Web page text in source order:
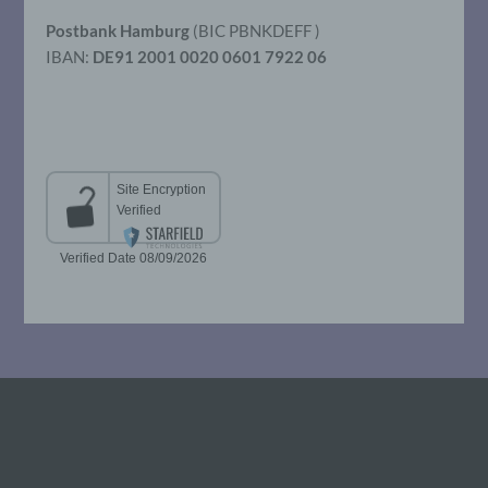
Postbank Hamburg (BIC PBNKDEFF )
IBAN: DE91 2001 0020 0601 7922 06
beziehungsweise können die bestimmten
Kriterien seiner Benennung nach dem
Unionsrecht oder dem Recht der
Auftragsverarbeiter ist eine natürliche oder
juristische Person, Behörde, Einrichtung
oder andere Stelle, die personenbezogene
Daten im Auftrag des Verantwortlichen